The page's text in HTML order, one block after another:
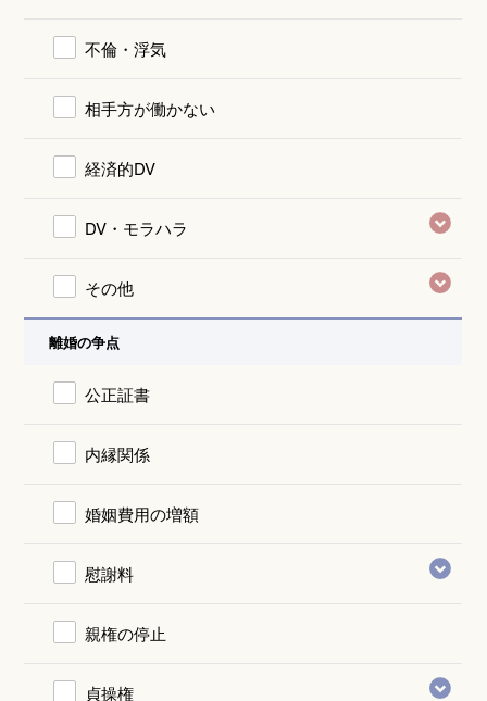
不倫・浮気
相手方が働かない
経済的DV
DV・モラハラ
その他
離婚の争点
公正証書
内縁関係
婚姻費用の増額
慰謝料
親権の停止
貞操権